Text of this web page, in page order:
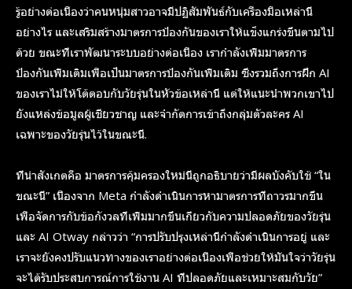
รู้อย่างต่อเนื่องว่าคนหนุ่มสาวอาจมีปฏิสัมพันธ์กับเครื่องมือเหล่านี้
อย่างไร และเสริมสร้างมาตรการป้องกันของเราให้แข็งแกร่งขึ้นตามไป
ด้วย ขณะที่เราพัฒนาระบบอย่างต่อเนื่อง เรากำลังเพิ่มมาตรการ
ป้องกันเพิ่มเติมเพื่อเป็นมาตรการป้องกันเพิ่มเติม ซึ่งรวมถึงการฝึก AI
ของเราไม่ให้โต้ตอบกับวัยรุ่นในหัวข้อเหล่านี้ แต่ให้แนะนำพวกเขาไป
ยังแหล่งข้อมูลผู้เชี่ยวชาญ และจำกัดการเข้าถึงกลุ่มตัวละคร AI
เฉพาะของวัยรุ่นไว้ในขณะนี้.
ที่น่าสังเกตคือ มาตรการคุ้มครองใหม่นี้ถูกอธิบายว่ามีผลบังคับใช้ “ใน
ขณะนี้” เนื่องจาก Meta กำลังดำเนินการหามาตรการที่ถาวรมากขึ้น
เพื่อจัดการกับข้อกังวลที่เพิ่มมากขึ้นเกี่ยวกับความปลอดภัยของวัยรุ่น
และ AI Otway กล่าวว่า “การปรับปรุงเหล่านี้กำลังดำเนินการอยู่ และ
เราจะยังคงปรับแนวทางของเราอย่างต่อเนื่องเพื่อช่วยให้มั่นใจว่าวัยรุ่น
จะได้รับประสบการณ์การใช้งาน AI ที่ปลอดภัยและเหมาะสมกับวัย”